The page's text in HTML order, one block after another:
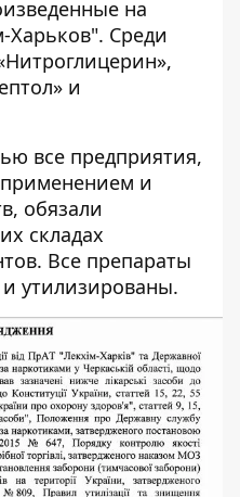
на
Среди
и
все предприятия,
и
обязали
складах
Все препараты
утилизированы.